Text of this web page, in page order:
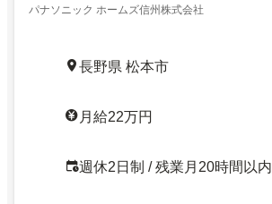
パナソニック ホームズ信州株式会社
長野県 松本市
月給22万円
週休2日制 / 残業月20時間以内